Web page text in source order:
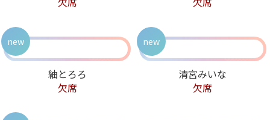
紬とろろ
欠席
new
清宮みいな
欠席
new